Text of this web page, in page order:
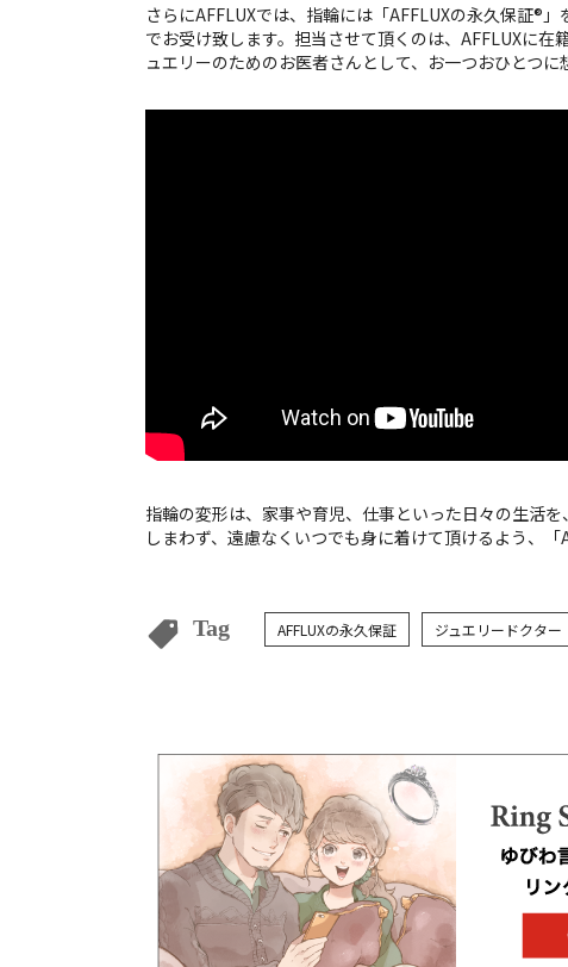
さらにAFFLUXでは、指輪には「AFFLUXの永久保証®
でお受け致します。担当させて頂くのは、AFFLUXに
ュエリーのためのお医者さんとして、お一つおひとつに
指輪の変形は、家事や育児、仕事といった日々の生活
しまわず、遠慮なくいつでも身に着けて頂けるよう、「
Tag AFFLUXの永久保証 ジュエリードクター